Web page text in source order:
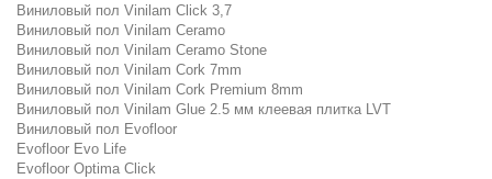
Виниловый пол Vinilam Click 3,7
Виниловый пол Vinilam Ceramo
Виниловый пол Vinilam Ceramo Stone
Виниловый пол Vinilam Cork 7mm
Виниловый пол Vinilam Cork Premium 8mm
Виниловый пол Vinilam Glue 2.5 мм клеевая плитка LVT
Виниловый пол Evofloor
Evofloor Evo Life
Evofloor Optima Click